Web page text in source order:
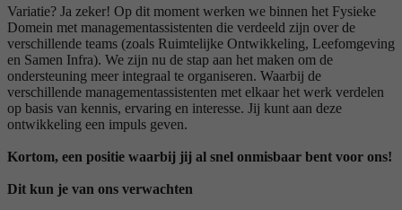
Variatie? Ja zeker! Op dit moment werken we binnen het Fysieke
Domein met managementassistenten die verdeeld zijn over de
verschillende teams (zoals Ruimtelijke Ontwikkeling, Leefomgeving
en Samen Infra). We zijn nu de stap aan het maken om de
ondersteuning meer integraal te organiseren. Waarbij de
verschillende managementassistenten met elkaar het werk verdelen
op basis van kennis, ervaring en interesse. Jij kunt aan deze
ontwikkeling een impuls geven.
Kortom, een positie waarbij jij al snel onmisbaar bent voor ons!
Dit kun je van ons verwachten